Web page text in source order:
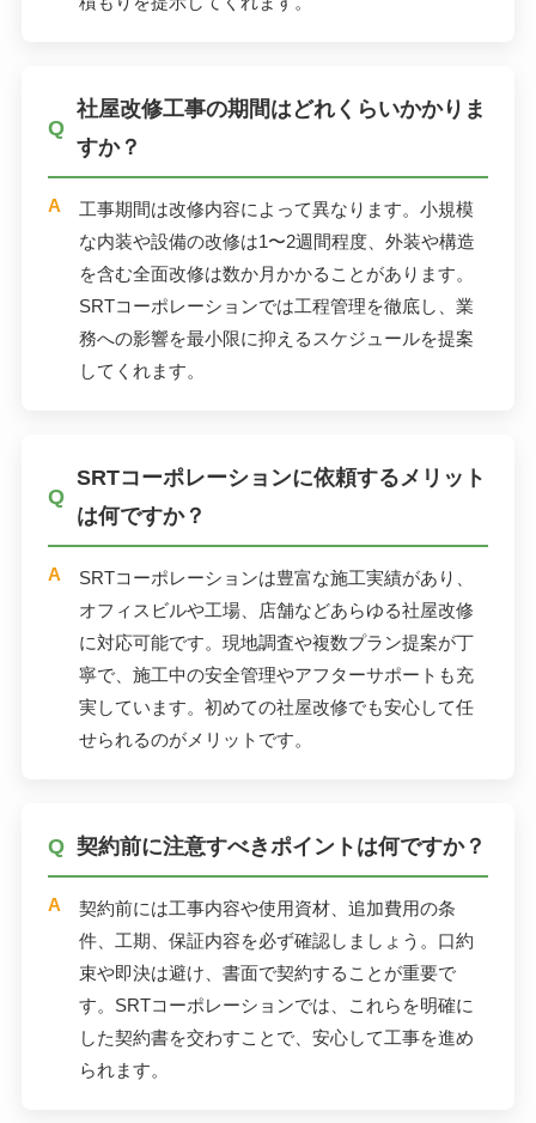
社屋改修工事の期間はどれくらいかかりま
すか？
工事期間は改修内容によって異なります。小規模
な内装や設備の改修は1〜2週間程度、外装や構造
を含む全面改修は数か月かかることがあります。
SRTコーポレーションでは工程管理を徹底し、業
務への影響を最小限に抑えるスケジュールを提案
してくれます。
SRTコーポレーションに依頼するメリット
は何ですか？
SRTコーポレーションは豊富な施工実績があり、
オフィスビルや工場、店舗などあらゆる社屋改修
に対応可能です。現地調査や複数プラン提案が丁
寧で、施工中の安全管理やアフターサポートも充
実しています。初めての社屋改修でも安心して任
せられるのがメリットです。
契約前に注意すべきポイントは何ですか？
契約前には工事内容や使用資材、追加費用の条
件、工期、保証内容を必ず確認しましょう。口約
束や即決は避け、書面で契約することが重要で
す。SRTコーポレーションでは、これらを明確に
した契約書を交わすことで、安心して工事を進め
られます。